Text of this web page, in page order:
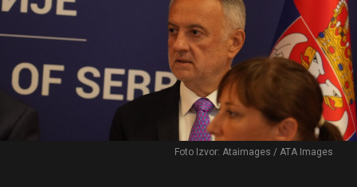
Foto Izvor: Ataimages / ATA Images